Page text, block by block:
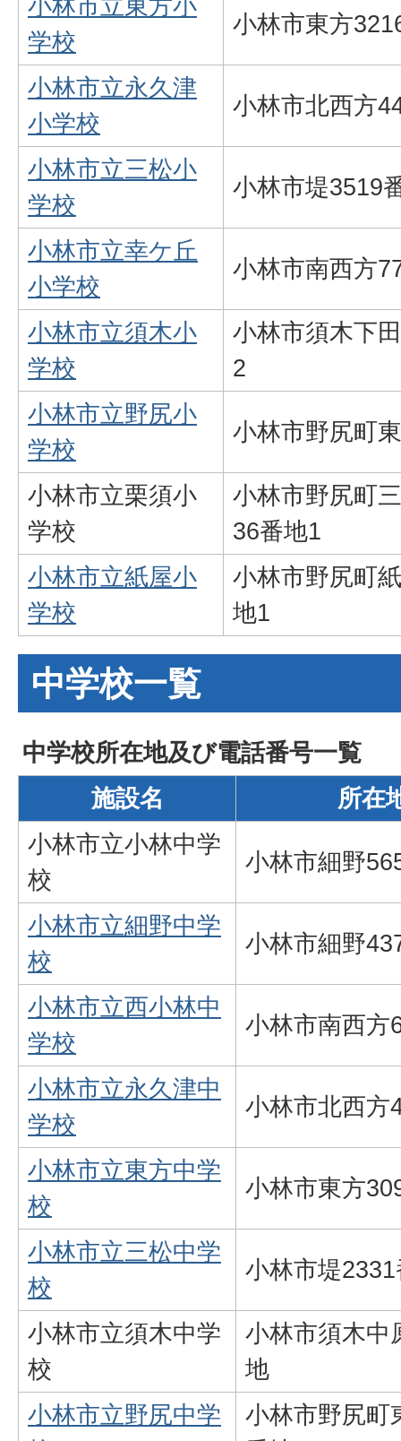
小林市立東方小
学校
小林市東方
小林市立永久津
小学校
小林市北西方
小林市立三松小
学校
小林市堤3519
小林市立幸ケ丘
小学校
小林市南西方
小林市立須木小
学校
小林市須木下
2
小林市立野尻小
学校
小林市野尻町
小林市立栗須小
学校
小林市野尻町
36番地1
小林市立紙屋小
学校
小林市野尻町
地1
中学校一覧
中学校所在地及び電話番号一覧
施設名
所在
小林市立小林中学
校
小林市細野
小林市立細野中学
校
小林市細野
小林市立西小林中
学校
小林市南西方
小林市立永久津中
学校
小林市北西方
小林市立東方中学
校
小林市東方
小林市立三松中学
校
小林市堤
小林市立須木中学
校
小林市須木中
地
小林市立野尻中学
小林市野尻町